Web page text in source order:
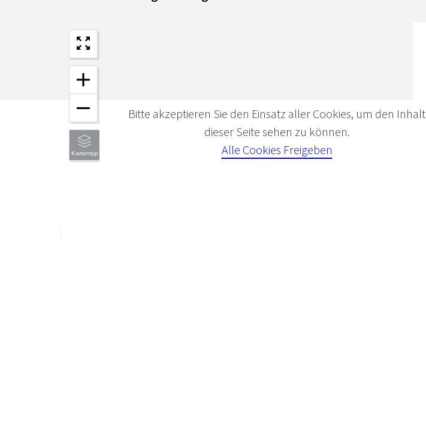
Bitte akzeptieren Sie den Einsatz aller Cookies, um den Inhalt
dieser Seite sehen zu können.
Alle Cookies Freigeben
Kartentyp